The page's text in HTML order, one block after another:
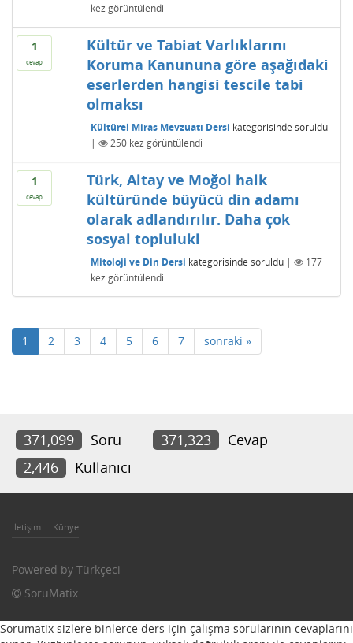
kez görüntülendi
1
cevap
Kültür ve Tabiat Varlıklarını
Koruma Kanununa göre aşağıdaki
eserlerden hangisi tescile tabi
olmaksı
Kültürel Miras Mevzuatı Dersi kategorisinde soruldu
|
250kez görüntülendi
1
cevap
Türk, Altay ve Moğol halk
kültüründe büyücü din adamı
olarak adlandırılır. Daha çok
sosyal toplulukl
Mitoloji ve Din Dersi kategorisinde soruldu |
177
kez görüntülendi
1 2 3 4 5 6 7 sonraki »
371,099 Soru 371,323
Cevap
2,446
Kullanıcı
İletişim Künye
Powered by Türkçeci
SoruMatix
Sorumatix sizlere binlerce ders için çalışma sorularının cevaplarını